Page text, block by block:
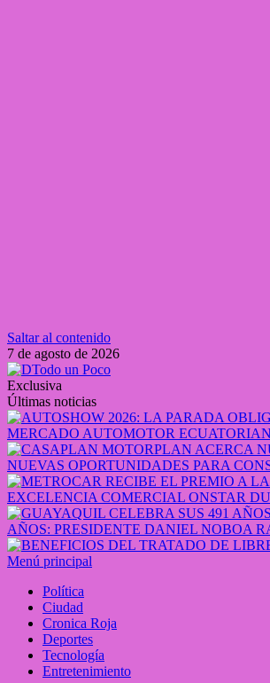
Saltar al contenido
7 de agosto de 2026
Exclusiva
Últimas noticias
MERCADO AUTOMOTOR
NUEVAS OPORTUNIDADES PARA
EXCELENCIA COMERCIAL ONSTAR
AÑOS: PRESIDENTE DANIEL NOBOA
Menú principal
Política
Ciudad
Cronica Roja
Deportes
Tecnología
Entretenimiento